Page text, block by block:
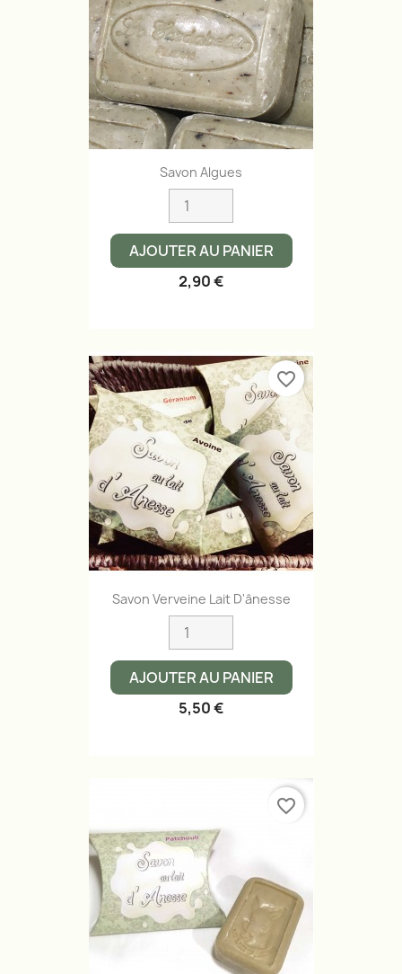
Savon Algues
AJOUTER AU PANIER
2,90 €
Savon Verveine Lait D'ânesse
AJOUTER AU PANIER
5,50 €
favorite_border
favorite_border